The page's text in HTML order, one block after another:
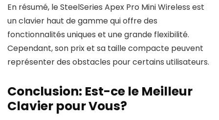
En résumé, le SteelSeries Apex Pro Mini Wireless est
un clavier haut de gamme qui offre des
fonctionnalités uniques et une grande flexibilité.
Cependant, son prix et sa taille compacte peuvent
représenter des obstacles pour certains utilisateurs.
Conclusion: Est-ce le Meilleur
Clavier pour Vous?